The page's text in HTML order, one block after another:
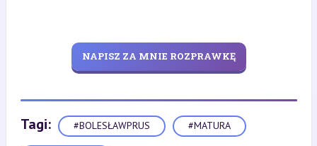
NAPISZ ZA MNIE ROZPRAWKĘ
Tagi: #BOLESŁAWPRUS #MATURA